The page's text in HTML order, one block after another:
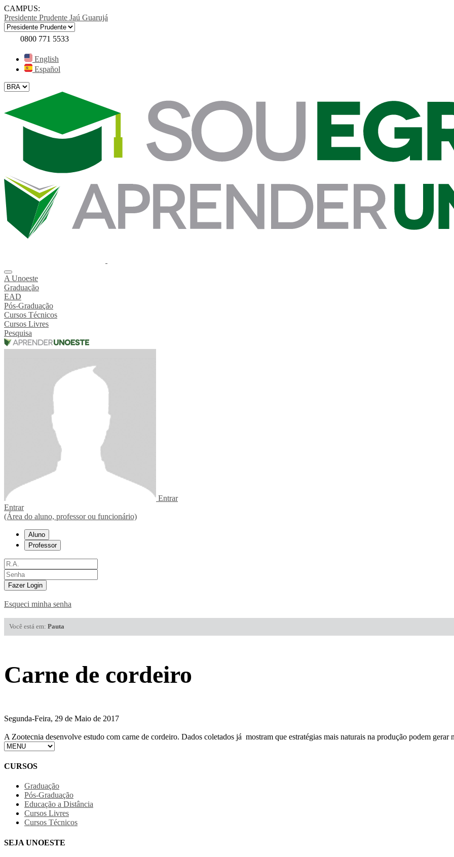
CAMPUS:
Presidente Prudente Jaú Guarujá
0800 771 5533
English
Español
A Unoeste
Graduação
EAD
Pós-Graduação
Cursos Técnicos
Cursos Livres
Pesquisa
Entrar
Entrar
(Área do aluno, professor ou funcionário)
Aluno
Professor
Fazer Login
Esqueci minha senha
Você está em: Pauta
Carne de cordeiro
Segunda-Feira, 29 de Maio de 2017
A Zootecnia desenvolve estudo com carne de cordeiro. Dados coletados já mostram que estratégias mais naturais na produção podem gerar
CURSOS
Graduação
Pós-Graduação
Educação a Distância
Cursos Livres
Cursos Técnicos
SEJA UNOESTE